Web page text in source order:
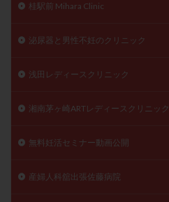
桂駅前 Mihara Clinic
泌尿器と男性不妊のクリニック
浅田レディースクリニック
湘南茅ヶ崎ARTレディースクリニック
無料妊活セミナー動画公開
産婦人科舘出張佐藤病院